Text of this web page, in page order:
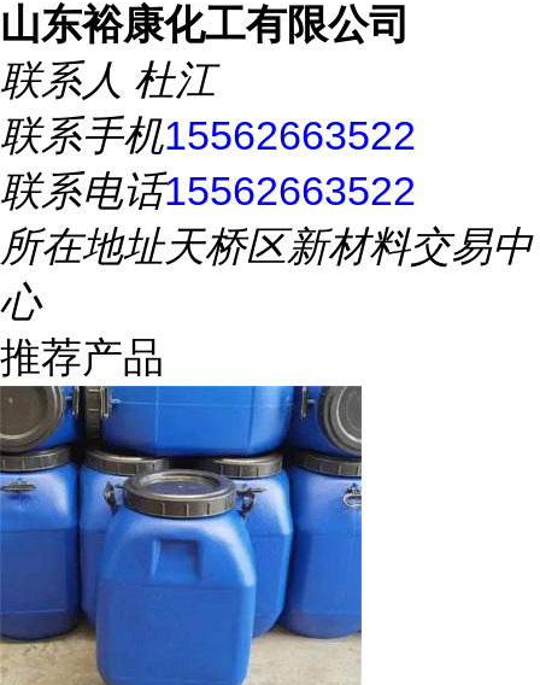
山东裕康化工有限公司
联系人 杜江
联系手机15562663522
联系电话15562663522
所在地址天桥区新材料交易中
心
推荐产品